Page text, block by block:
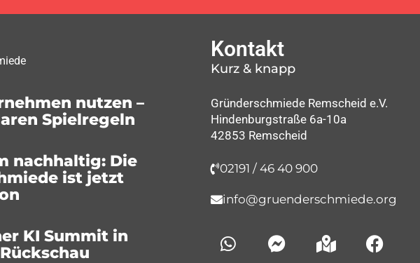
nutzen –
Spielregeln
nachhaltig: Die
ist jetzt
KI Summit in
Kontakt
Kurz & knapp
Gründerschmiede Remscheid e.V.
Hindenburgstraße 6a-10a
42853 Remscheid
02191 / 46 40 900
info@gruenderschmiede.org